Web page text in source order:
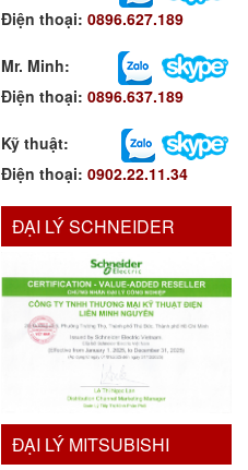
Điện thoại:0896.627.189
Mr. Minh:
Điện thoại:0896.637.189
Kỹ thuật:
Điện thoại:0902.22.11.34
ĐẠI LÝ SCHNEIDER
ĐẠI LÝ MITSUBISHI